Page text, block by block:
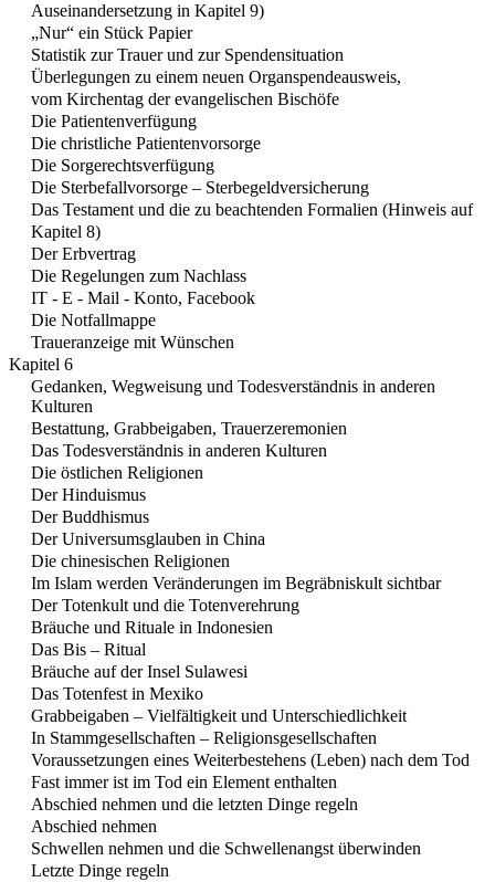
Auseinandersetzung in Kapitel 9)
„Nur“ ein Stück Papier
Statistik zur Trauer und zur Spendensituation
Überlegungen zu einem neuen Organspendeausweis,
vom Kirchentag der evangelischen Bischöfe
Die Patientenverfügung
Die christliche Patientenvorsorge
Die Sorgerechtsverfügung
Die Sterbefallvorsorge – Sterbegeldversicherung
Das Testament und die zu beachtenden Formalien (Hinweis auf
Kapitel 8)
Der Erbvertrag
Die Regelungen zum Nachlass
IT - E - Mail - Konto, Facebook
Die Notfallmappe
Traueranzeige mit Wünschen
Kapitel 6
Gedanken, Wegweisung und Todesverständnis in anderen
Kulturen
Bestattung, Grabbeigaben, Trauerzeremonien
Das Todesverständnis in anderen Kulturen
Die östlichen Religionen
Der Hinduismus
Der Buddhismus
Der Universumsglauben in China
Die chinesischen Religionen
Im Islam werden Veränderungen im Begräbniskult sichtbar
Der Totenkult und die Totenverehrung
Bräuche und Rituale in Indonesien
Das Bis – Ritual
Bräuche auf der Insel Sulawesi
Das Totenfest in Mexiko
Grabbeigaben – Vielfältigkeit und Unterschiedlichkeit
In Stammgesellschaften – Religionsgesellschaften
Voraussetzungen eines Weiterbestehens (Leben) nach dem Tod
Fast immer ist im Tod ein Element enthalten
Abschied nehmen und die letzten Dinge regeln
Abschied nehmen
Schwellen nehmen und die Schwellenangst überwinden
Letzte Dinge regeln